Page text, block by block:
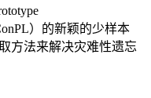
）的新颖的少样本
方法来解决灾难性遗忘